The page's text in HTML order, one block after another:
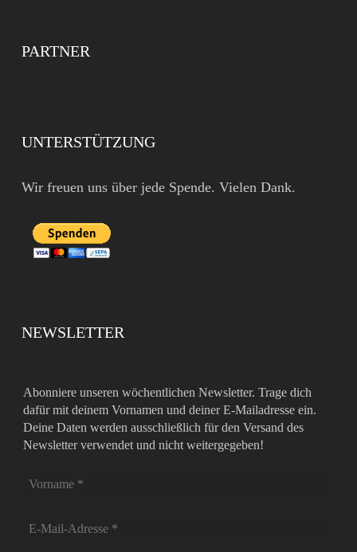
PARTNER
UNTERSTÜTZUNG
Wir freuen uns über jede Spende. Vielen Dank.
NEWSLETTER
Abonniere unseren wöchentlichen Newsletter. Trage dich
dafür mit deinem Vornamen und deiner E-Mailadresse ein.
Deine Daten werden ausschließlich für den Versand des
Newsletter verwendet und nicht weitergegeben!